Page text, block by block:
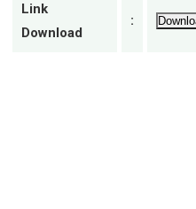
Link
Download
: